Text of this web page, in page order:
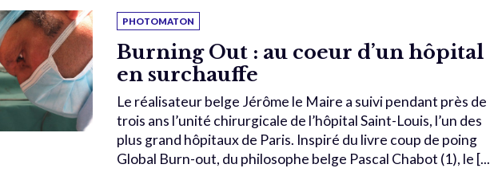
PHOTOMATON
Burning Out : au coeur d’un hôpital
en surchauffe
Le réalisateur belge Jérôme le Maire a suivi pendant près de
trois ans l’unité chirurgicale de l’hôpital Saint-Louis, l’un des
plus grand hôpitaux de Paris. Inspiré du livre coup de poing
Global Burn-out, du philosophe belge Pascal Chabot (1), le